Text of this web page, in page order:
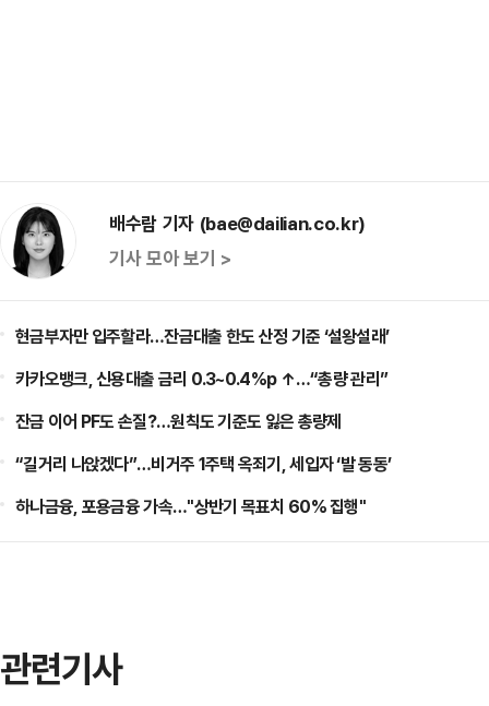
배수람 기자 (bae@dailian.co.kr)
기사 모아 보기 >
현금부자만 입주할라…잔금대출 한도 산정 기준 ‘설왕설래’
카카오뱅크, 신용대출 금리 0.3~0.4%p ↑…“총량 관리”
잔금 이어 PF도 손질?…원칙도 기준도 잃은 총량제
“길거리 나앉겠다”…비거주 1주택 옥죄기, 세입자 ‘발 동동’
하나금융, 포용금융 가속…"상반기 목표치 60% 집행"
관련기사